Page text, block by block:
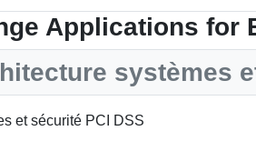
Applications for
systèmes
et sécurité PCI DSS